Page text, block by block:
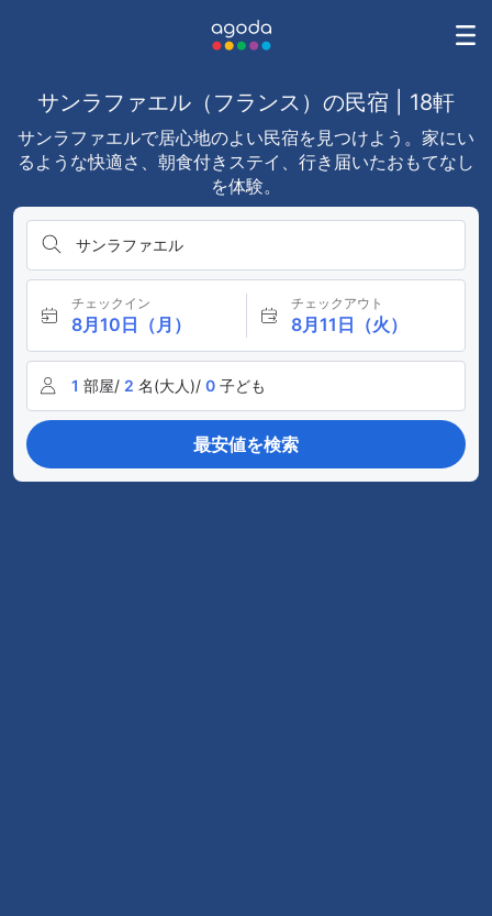
サンラファエル（フランス）の民宿 | 18軒
サンラファエルで居心地のよい民宿を見つけよう。家にい
るような快適さ、朝食付きステイ、行き届いたおもてなし
を体験。
サンラファエル
チェックイン
8月10日（月）
チェックアウト
8月11日（火）
1 部屋/ 2 名(大人)/ 0 子ども
最安値を検索